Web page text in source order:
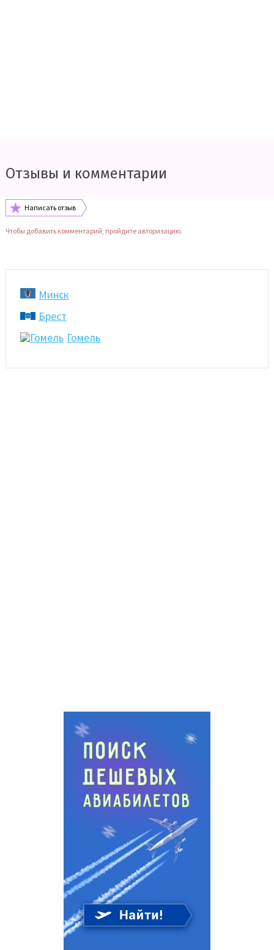
Отзывы и комментарии
Написать отзыв
Чтобы добавить комментарий, пройдите авторизацию.
Минск
Брест
Гомель